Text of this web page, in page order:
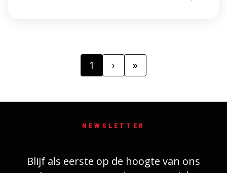
1 › »
NEWSLETTER
Blijf als eerste op de hoogte van ons